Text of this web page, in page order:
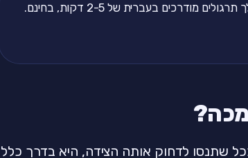
מודרכים בעברית של 2-5 דקות, בחינם.
שתנסו לדחוק אותה הצידה, היא בדרך כלל